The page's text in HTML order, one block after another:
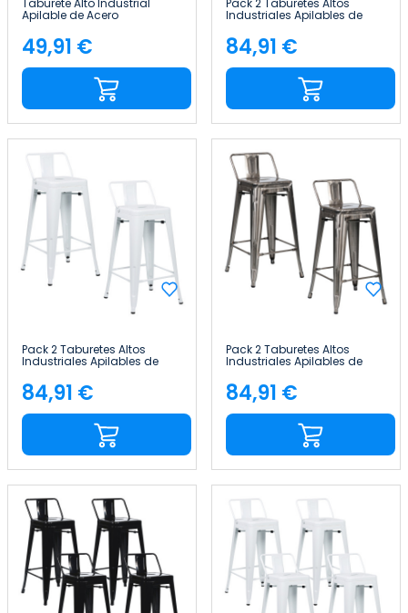
Taburete Alto Industrial
Apilable de Acero
Precio
49,91 €
Pack 2 Taburetes Altos
Industriales Apilables de
Home
Precio
84,91 €
Pack 2 Taburetes Altos
Industriales Apilables de
Acero 41x41x85cm Thinia
Home
Precio
84,91 €
Pack 2 Taburetes Altos
Industriales Apilables de
Acero 41x41x85cm Thinia
Home
Precio
84,91 €